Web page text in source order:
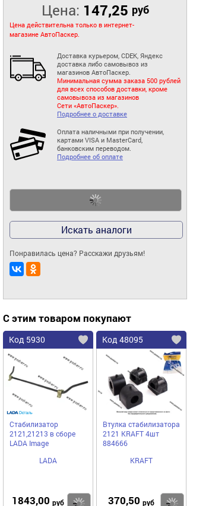
Цена: 147,25 руб
Цена действительна только в интернет-
магазине АвтоПаскер.
Доставка курьером, CDEK, Яндекс
доставка либо самовывоз из
магазинов АвтоПаскер.
Минимальная сумма заказа 500 рублей
для всех способов доставки, кроме
самовывоза из магазинов
Сети «АвтоПаскер».
Подробнее о доставке
Оплата наличными при получении,
картами VISA и MasterCard,
банковским переводом.
Подробнее об оплате
Искать аналоги
Понравилась цена? Расскажи друзьям!
С этим товаром покупают
Код 5930
Стабилизатор
2121,21213 в сборе
LADA Image
LADA
1843,00 руб Купить
Код 48095
Втулка стабилизатора
2121 KRAFT 4шт
884666
KRAFT
370,50 руб